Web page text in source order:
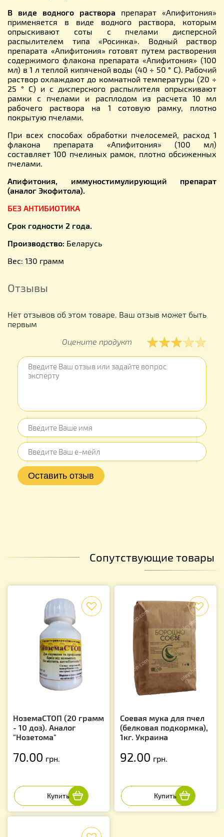
В виде водного раствора препарат «Апифитония»
применяется в виде водного раствора, которым
опрыскивают соты с пчелами дисперсной
распылителем типа «Росинка». Водный раствор
препарата «Апифитония» готовят путем растворения
содержимого флакона препарата «Апифитония» (100
мл) в 1 л теплой кипяченой воды (40 ÷ 50 ° С). Рабочий
раствор охлаждают до комнатной температуры (20 ÷
25 ° С) и с дисперсного распылителя опрыскивают
рамки с пчелами и расплодом из расчета 10 мл
рабочего раствора на 1 сотовую рамку, плотно
покрытую пчелами.
При всех способах обработки пчелосемей, расход 1
флакона препарата «Апифитония» (100 мл)
составляет 100 пчелиных рамок, плотно обсиженных
пчелами.
Апифитония, иммуностимулирующий препарат
(аналог Экофитола).
БЕЗ АНТИБИОТИКА
Срок годности 2 года.
Производство: Беларусь
Вес: 130 грамм
Отзывы
Нет отзывов об этом товаре. Ваш отзыв может быть
первым
Оцените продукт
Сопутствующие товары
НоземаСТОП (20 грамм
- 10 доз). Аналог
"Нозетома"
70.00 грн.
Соевая мука для пчел
(белковая подкормка),
1кг. Украина
92.00 грн.